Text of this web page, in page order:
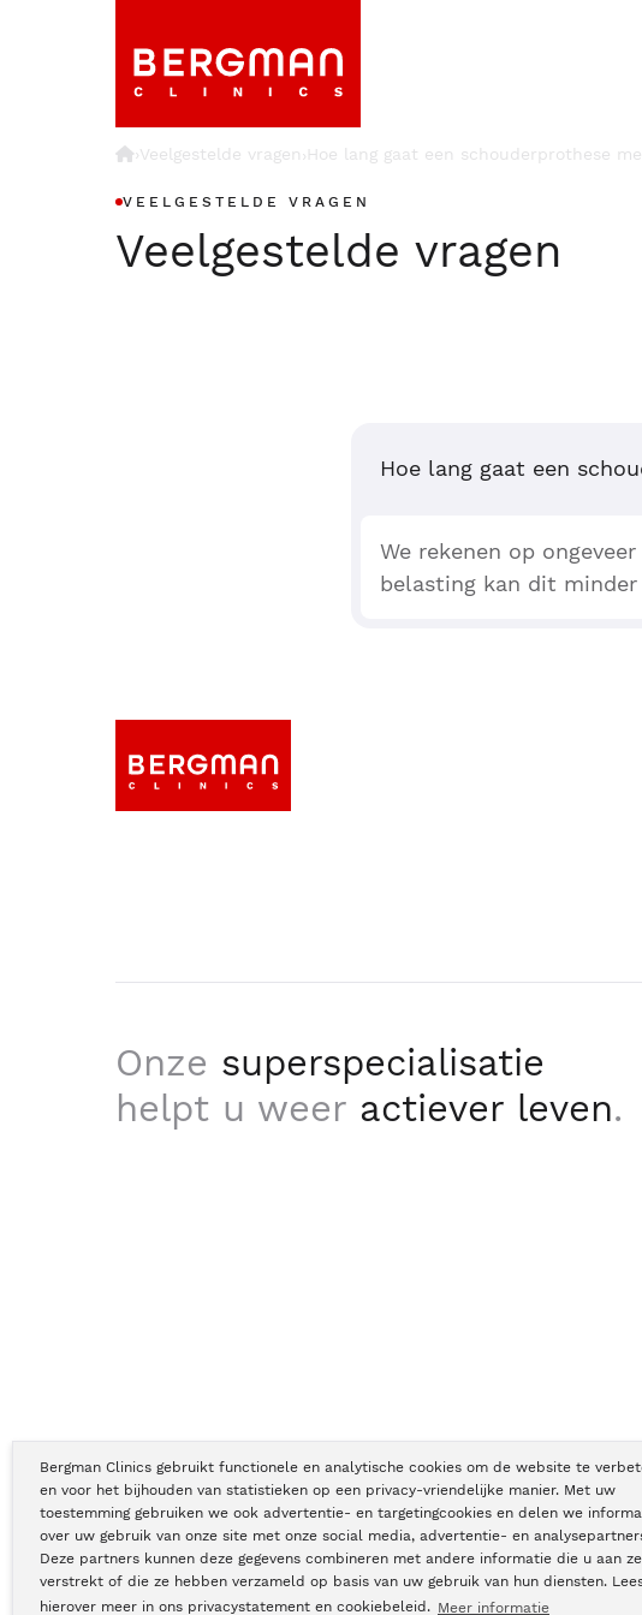
Bergman Clinics gebruikt functionele en analytische cookies om de website te
en voor het bijhouden van statistieken op een privacy-vriendelijke manier. Met uw
toestemming gebruiken we ook advertentie- en targetingcookies en delen we
over uw gebruik van onze site met onze social media, advertentie- en
Deze partners kunnen deze gegevens combineren met andere informatie die u aan
verstrekt of die ze hebben verzameld op basis van uw gebruik van hun diensten.
hierover meer in ons privacystatement en cookiebeleid. Meer informatie
›Veelgestelde vragen›Hoe lang gaat een schouderprothese
VEELGESTELDE VRAGEN
Veelgestelde vragen
Hoe lang gaat een
We rekenen op
belasting kan dit
Onze superspecialisatie
helpt u weer actiever leven.
Copyright © Bergman Clinics 2026 | KVK nummer: 30196373